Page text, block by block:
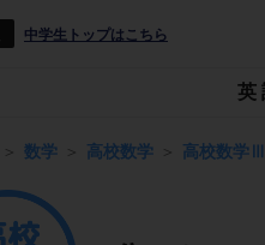
中学生トップはこちら
英
数学 高校数学 高校数学Ⅲ